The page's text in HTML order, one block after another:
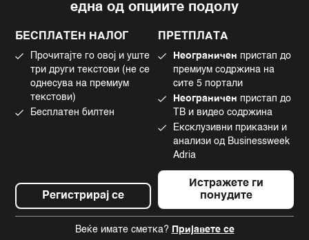
една од опциите подолу
БЕСПЛАТЕН НАЛОГ
Прочитајте го овој и уште
три други текстови (не се
однесува на премиум
текстови)
Бесплатен билтен
Регистрирај се
ПРЕТПЛАТА
Неограничен пристап до
премиум содржина на
сите 5 портали
Неограничен пристап до
ТВ и видео содржина
Ексклузивни приказни и
анализи од Businessweek
Adria
Истражете ги
понудите
Веќе имате сметка? Пријавете се
Политика на приватност
Политика за колачиња
Употреба на вештачка интелигенција
Instagram
Twitter
Tiktok
©2022 - 2026 Bloomberg L.P. All Rights Reserved. BLOOMBERG and the
BLOOMBERG logo are registered trademarks and service marks of
Bloomberg Finance L.P. or its subsidiaries, displayed with permission
Bloomberg Adria is a Mtel Swiss SA Property
News CMS by Cubes